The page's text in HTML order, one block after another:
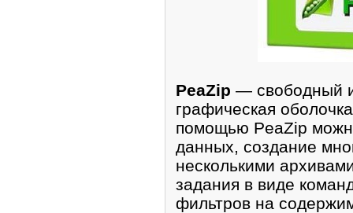
PeaZip — свободный
графическая
помощью PeaZip
данных, создание
несколькими
задания в виде
фильтров на